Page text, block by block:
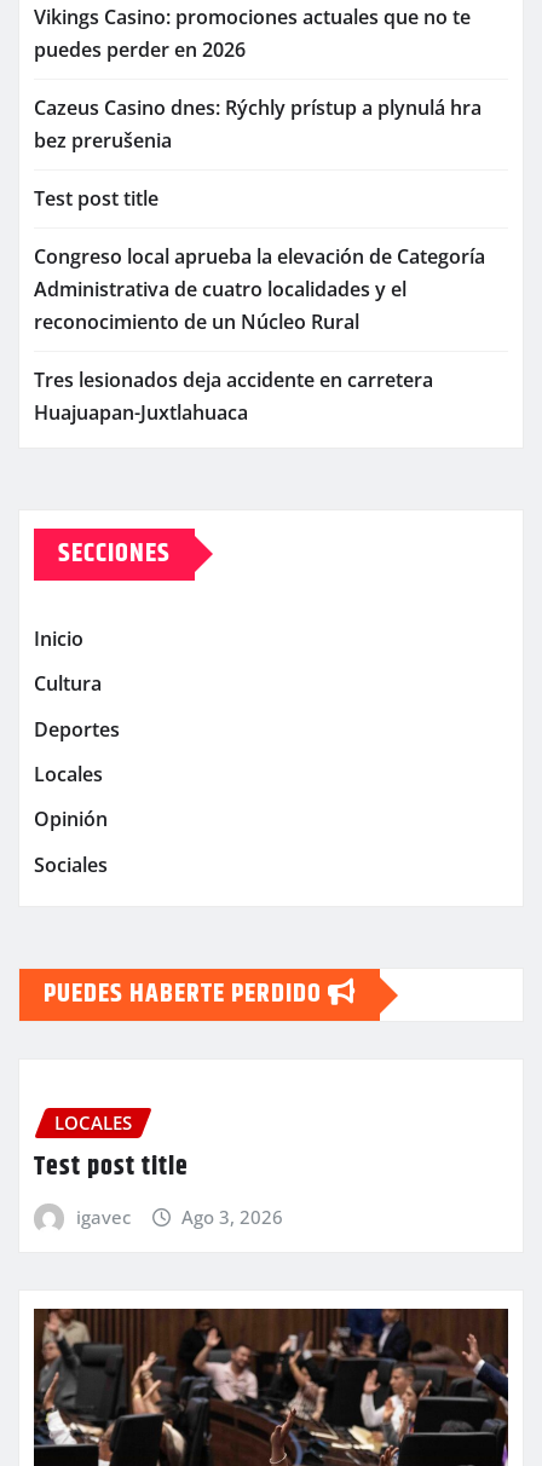
Vikings Casino: promociones actuales que no te
puedes perder en 2026
Cazeus Casino dnes: Rýchly prístup a plynulá hra
bez prerušenia
Test post title
Congreso local aprueba la elevación de Categoría
Administrativa de cuatro localidades y el
reconocimiento de un Núcleo Rural
Tres lesionados deja accidente en carretera
Huajuapan-Juxtlahuaca
SECCIONES
Inicio
Cultura
Deportes
Locales
Opinión
Sociales
PUEDES HABERTE PERDIDO
LOCALES
Test post title
igavec Ago 3, 2026